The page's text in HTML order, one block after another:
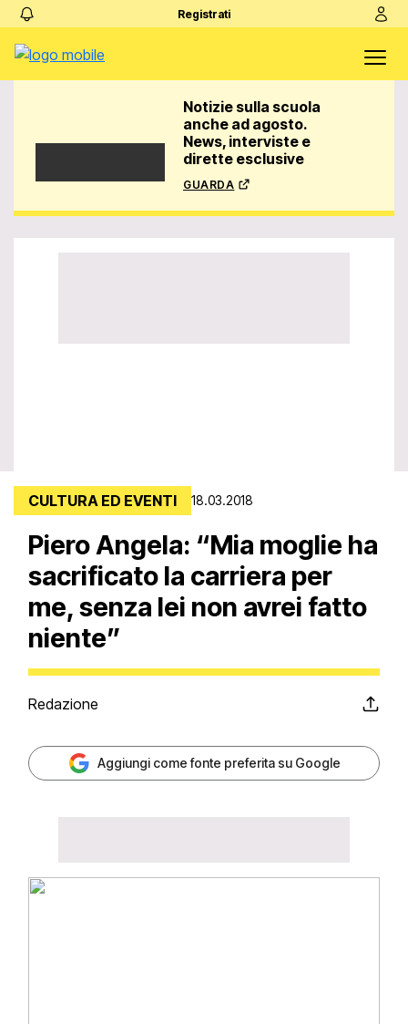
Registrati
Notizie sulla scuola
anche ad agosto.
News, interviste e
dirette esclusive
guarda
CULTURA ED EVENTI 18.03.2018
Piero Angela: “Mia moglie ha
sacrificato la carriera per
me, senza lei non avrei fatto
niente”
Redazione
Aggiungi come fonte preferita su Google